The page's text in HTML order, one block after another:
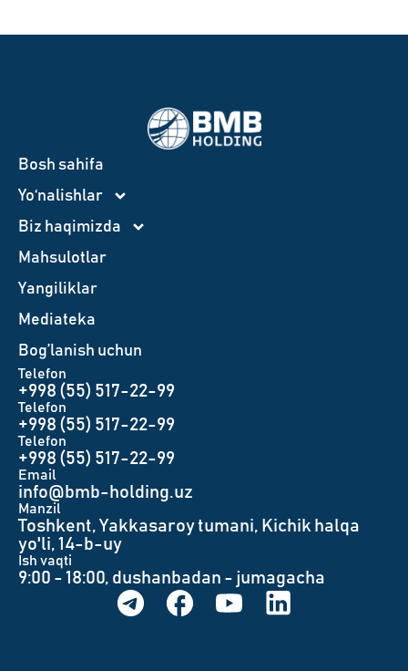
Bosh sahifa
Yo‘nalishlar
Biz haqimizda
Mahsulotlar
Yangiliklar
Mediateka
Bog’lanish uchun
Telefon
+998 (55) 517-22-99
Telefon
+998 (55) 517-22-99
Telefon
+998 (55) 517-22-99
Email
info@bmb-holding.uz​
Manzil
Toshkent, Yakkasaroy tumani, Kichik halqa
yo'li, 14-b-uy
Ish vaqti
9:00 - 18:00, dushanbadan - jumagacha